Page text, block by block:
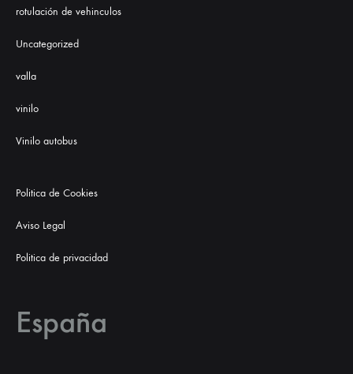
rotulación de vehinculos
Uncategorized
valla
vinilo
Vinilo autobus
Politica de Cookies
Aviso Legal
Politica de privacidad
España